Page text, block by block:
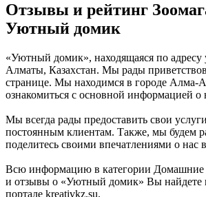
Отзывы и рейтинг
Уютный домик
«Уютный домик», находящаяся по
Алматы, Казахстан. Мы рады
странице. Мы находимся в городе Алма-
ознакомиться с основной информацией о
Мы всегда рады предоставить свои
постоянным клиентам. Также, мы будем
поделитесь своими впечатлениями о нас
Всю информацию в категории Домашние
и отзывы о «Уютный домик» Вы найдете
портале kreativkz.su.